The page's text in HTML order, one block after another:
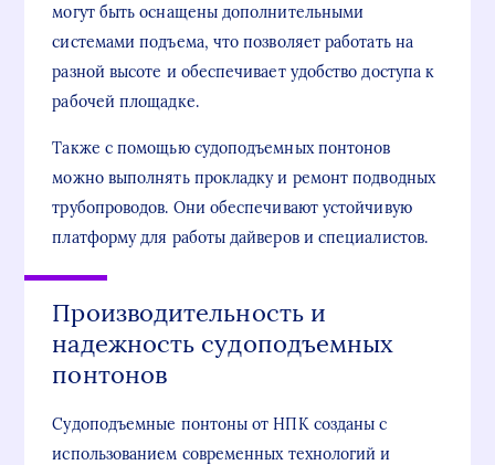
могут быть оснащены дополнительными
системами подъема, что позволяет работать на
разной высоте и обеспечивает удобство доступа к
рабочей площадке.
Также с помощью судоподъемных понтонов
можно выполнять прокладку и ремонт подводных
трубопроводов. Они обеспечивают устойчивую
платформу для работы дайверов и специалистов.
Производительность и
надежность судоподъемных
понтонов
Судоподъемные понтоны от НПК созданы с
использованием современных технологий и